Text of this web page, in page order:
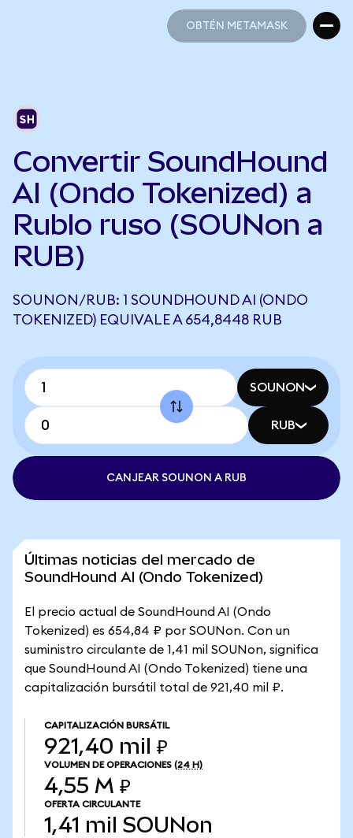
OBTÉN METAMASK
Convertir SoundHound
AI (Ondo Tokenized) a
Rublo ruso (SOUNon a
RUB)
SOUNON/RUB: 1 SOUNDHOUND AI (ONDO
TOKENIZED) EQUIVALE A 654,8448 RUB
SOUNON
RUB
CANJEAR SOUNON A RUB
Últimas noticias del mercado de
SoundHound AI (Ondo Tokenized)
El precio actual de SoundHound AI (Ondo
Tokenized) es 654,84 ₽ por SOUNon. Con un
suministro circulante de 1,41 mil SOUNon, significa
que SoundHound AI (Ondo Tokenized) tiene una
capitalización bursátil total de 921,40 mil ₽.
CAPITALIZACIÓN BURSÁTIL
921,40 mil ₽
VOLUMEN DE OPERACIONES (24 H)
4,55 M ₽
OFERTA CIRCULANTE
1,41 mil SOUNon